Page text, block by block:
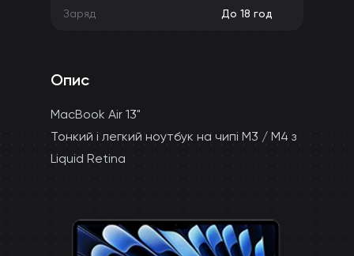
Заряд До 18 год
Опис
MacBook Air 13"
Тонкий і легкий ноутбук на чипі M3 / M4 з
Liquid Retina